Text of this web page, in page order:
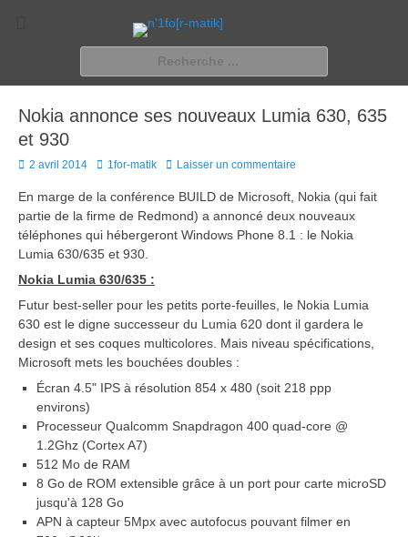
n'1fo[r-matik]
Pour les nymphos d'infos en info…
Nokia annonce ses nouveaux Lumia 630, 635
et 930
Posted
2 avril 2014 Author
1for-matik Laisser un commentaire
En marge de la conférence BUILD de Microsoft, Nokia (qui fait
partie de la firme de Redmond) a annoncé deux nouveaux
téléphones qui hébergeront Windows Phone 8.1 : le Nokia
Lumia 630/635 et 930.
Nokia Lumia 630/635 :
Futur best-seller pour les petits porte-feuilles, le Nokia Lumia
630 est le digne successeur du Lumia 620 dont il gardera le
design et ses coques multicolores. Mais niveau spécifications,
Microsoft mets les bouchées doubles :
Écran 4.5" IPS à résolution 854 x 480 (soit 218 ppp
environs)
Processeur Qualcomm Snapdragon 400 quad-core @
1.2Ghz (Cortex A7)
512 Mo de RAM
8 Go de ROM extensible grâce à un port pour carte microSD
jusqu'à 128 Go
APN à capteur 5Mpx avec autofocus pouvant filmer en